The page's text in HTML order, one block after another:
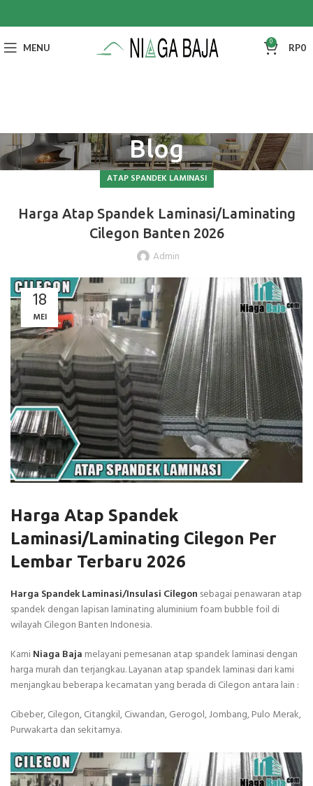
MENU 0 RP0
Blog
ATAP SPANDEK LAMINASI
Harga Atap Spandek Laminasi/Laminating
Cilegon Banten 2026
Admin
18
MEI
Harga Atap Spandek
Laminasi/Laminating Cilegon Per
Lembar Terbaru 2026
Harga Spandek Laminasi/Insulasi Cilegon sebagai penawaran atap
spandek dengan lapisan laminating aluminium foam bubble foil di
wilayah Cilegon Banten Indonesia.
KamiNiaga Baja melayani pemesanan atap spandek laminasi dengan
harga murah dan terjangkau. Layanan atap spandek laminasi dari kami
menjangkau beberapa kecamatan yang berada di Cilegon antara lain :
Cibeber, Cilegon, Citangkil, Ciwandan, Gerogol, Jombang, Pulo Merak,
Purwakarta dan sekitarnya.